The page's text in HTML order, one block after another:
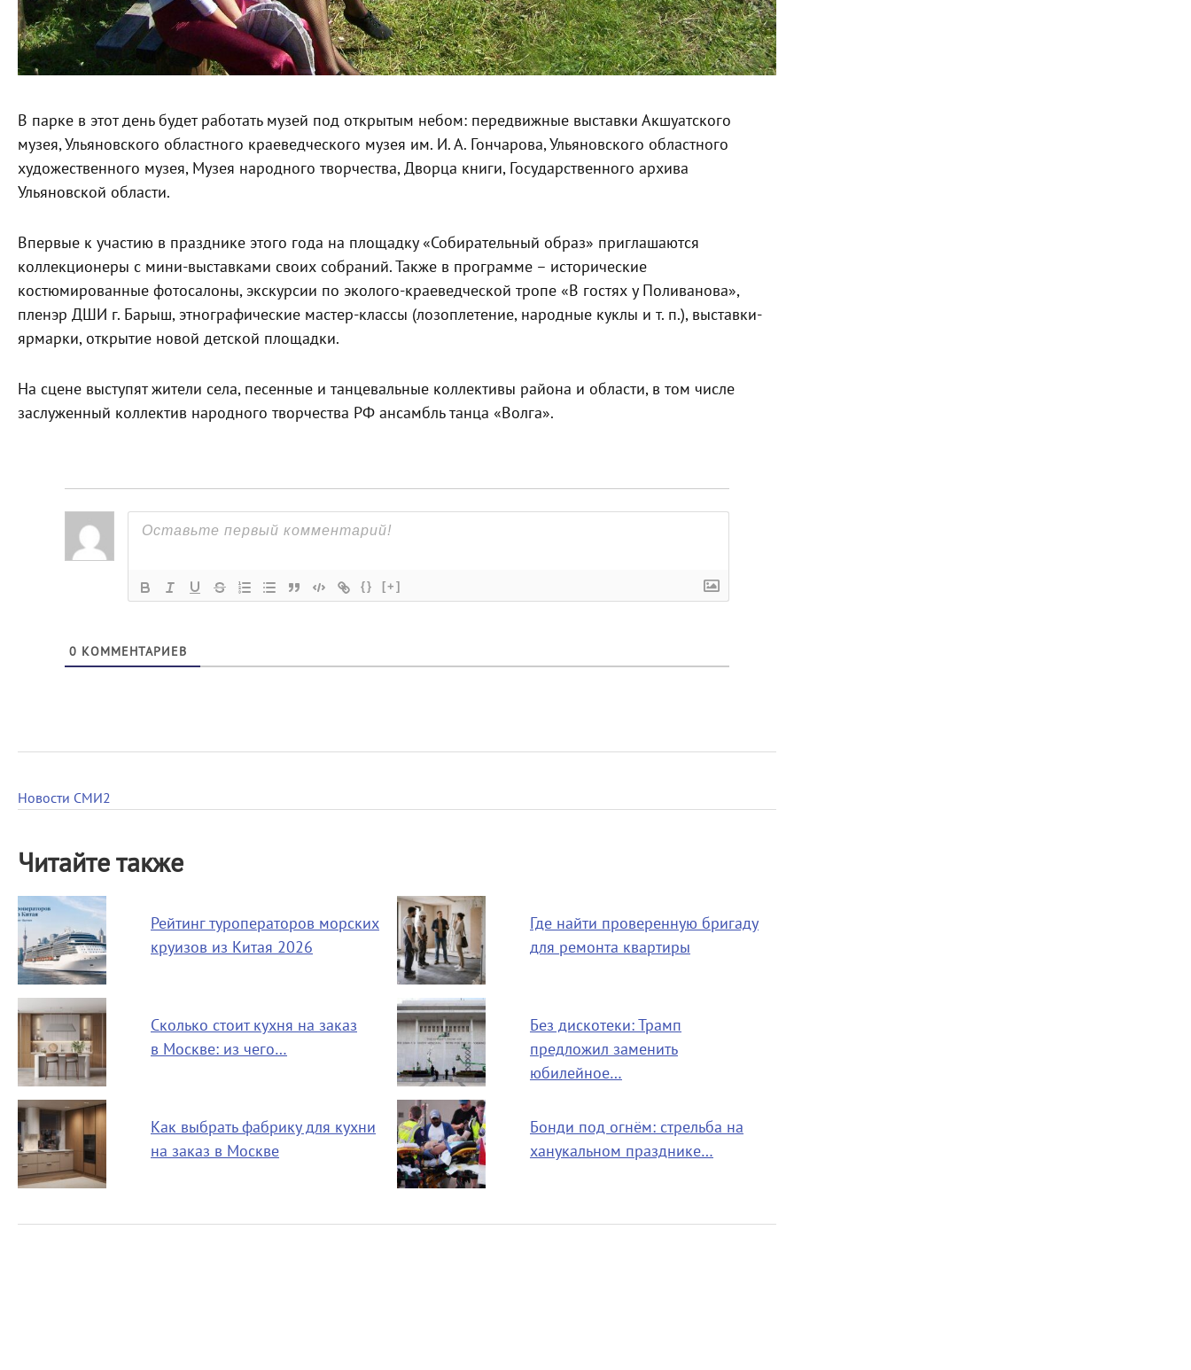
В парке в этот день будет работать музей под открытым небом: передвижные выставки Акшуатского
музея, Ульяновского областного краеведческого музея им. И. А. Гончарова, Ульяновского областного
художественного музея, Музея народного творчества, Дворца книги, Государственного архива
Ульяновской области.
Впервые к участию в празднике этого года на площадку «Собирательный образ» приглашаются
коллекционеры с мини-выставками своих собраний. Также в программе – исторические
костюмированные фотосалоны, экскурсии по эколого-краеведческой тропе «В гостях у Поливанова»,
пленэр ДШИ г. Барыш, этнографические мастер-классы (лозоплетение, народные куклы и т. п.), выставки-
ярмарки, открытие новой детской площадки.
На сцене выступят жители села, песенные и танцевальные коллективы района и области, в том числе
заслуженный коллектив народного творчества РФ ансамбль танца «Волга».
{} [+]
0 КОММЕНТАРИЕВ
Новости СМИ2
Читайте также
Рейтинг туроператоров морских
круизов из Китая 2026
Где найти проверенную бригаду
для ремонта квартиры
Сколько стоит кухня на заказ
в Москве: из чего…
Без дискотеки: Трамп
предложил заменить
юбилейное…
Как выбрать фабрику для кухни
на заказ в Москве
Бонди под огнём: стрельба на
ханукальном празднике…